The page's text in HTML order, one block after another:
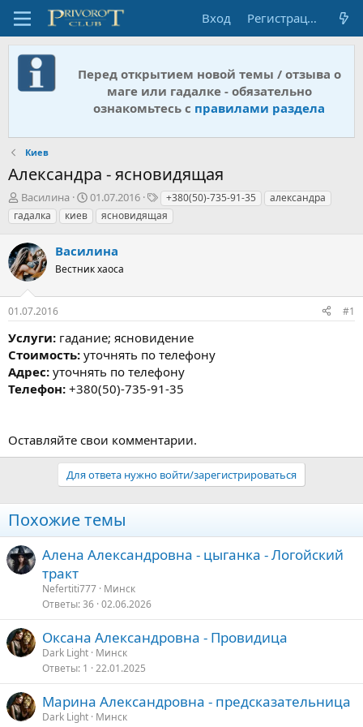
Вход Регистрация
Перед открытием новой темы / отзыва о
маге или гадалке - обязательно
ознакомьтесь с правилами раздела
Киев
Александра - ясновидящая
А
в
т
о
р
т
е
м
ы
Василина
Д
а
т
н
а
а
01.07.2016
Т
е
г
+380(50)-735-91-35
александра
гадалка
киев ясновидящая
Василина
Вестник хаоса
01.07.2016 #1
Услуги: гадание; ясновидение
Стоимость: уточнять по телефону
Адрес: уточнять по телефону
Телефон: +380(50)-735-91-35
Оставляйте свои комментарии.
Для ответа нужно войти/зарегистрироваться
Похожие темы
Алена Александровна - цыганка - Логойский
тракт
Nefertiti777 Минск
Ответы 36 02.06.2026
Оксана Александровна - Провидица
Dark Light Минск
Ответы 1 22.01.2025
Марина Александровна - предсказательница
Dark Light Минск